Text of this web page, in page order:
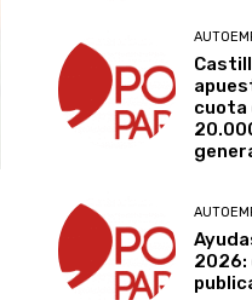
cuota
2026: